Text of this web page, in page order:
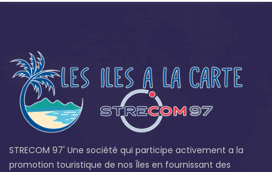
STRECOM 97' Une société qui participe activement a la
promotion touristique de nos Îles en fournissant des